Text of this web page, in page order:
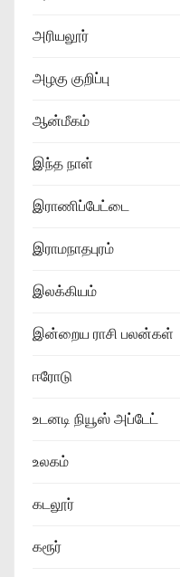
அரியலூர்
அழகு குறிப்பு
ஆன்மீகம்
இந்த நாள்
இராணிப்பேட்டை
இராமநாதபுரம்
இலக்கியம்
இன்றைய ராசி பலன்கள்
ஈரோடு
உடனடி நியூஸ் அப்டேட்
உலகம்
கடலூர்
கரூர்